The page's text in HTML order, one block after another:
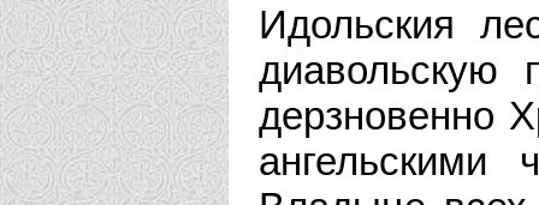
Идольския
диавольскую
дерзновенно